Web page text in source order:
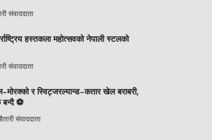
संवाददाता
हस्तकला महोत्सवको नेपाली स्टलको
संवाददाता
र स्विट्जरल्यान्ड–कतार खेल बराबरी,
⚽️
संवाददाता